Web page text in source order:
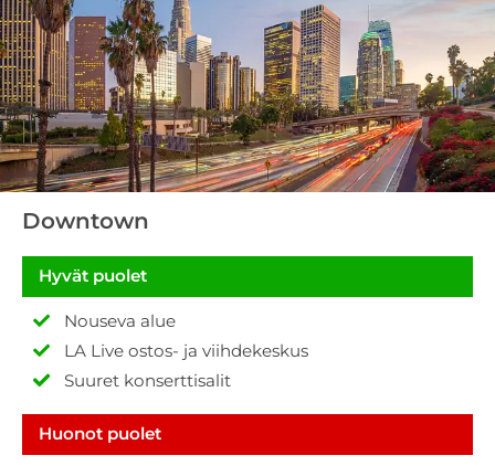
Downtown
Hyvät puolet
Nouseva alue
LA Live ostos- ja viihdekeskus
Suuret konserttisalit
Huonot puolet